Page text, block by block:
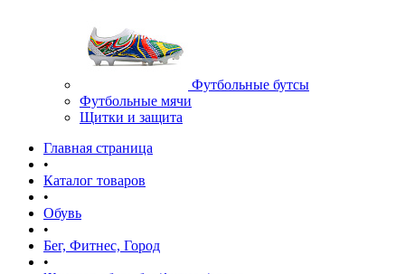
Футбольные бутсы
Футбольные мячи
Щитки и защита
Главная страница
•
Каталог товаров
•
Обувь
•
Бег, Фитнес, Город
•